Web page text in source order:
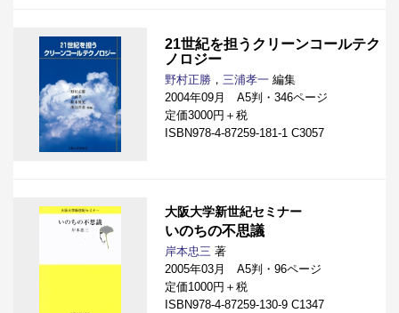
21世紀を担うクリーンコールテク
ノロジー
野村正勝 ， 三浦孝一 編集
2004年09月 A5判・346ページ
定価3000円＋税
ISBN978-4-87259-181-1 C3057
大阪大学新世紀セミナー
いのちの不思議
岸本忠三 著
2005年03月 A5判・96ページ
定価1000円＋税
ISBN978-4-87259-130-9 C1347